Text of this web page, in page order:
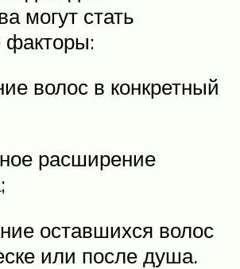
могут стать
волос в конкретный
расширение
оставшихся волос
или после душа.